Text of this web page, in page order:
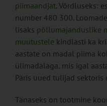
piimaandjat. Võrdluseks:
number 480 300.
lisaks põllumajanduslike
muutustele kindlasti ka
aastate on madal piima
ülimadalaga, mis igal
Päris uued tulijad
Tänaseks on tootmine